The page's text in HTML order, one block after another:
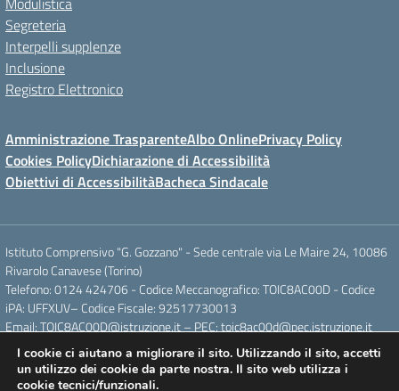
Segreteria
Interpelli supplenze
Inclusione
Registro Elettronico
Amministrazione TrasparenteAlbo OnlinePrivacy Policy
Cookies PolicyDichiarazione di Accessibilità
Obiettivi di AccessibilitàBacheca Sindacale
Istituto Comprensivo "G. Gozzano" - Sede centrale via Le Maire 24, 10086
Rivarolo Canavese (Torino)
Telefono: 0124 424706 - Codice Meccanografico: TOIC8AC00D - Codice
iPA: UFFXUV– Codice Fiscale: 92517730013
Email: TOIC8AC00D@istruzione.it – PEC: toic8ac00d@pec.istruzione.it
Concept & Design by Designers Italia
I cookie ci aiutano a migliorare il sito. Utilizzando il sito, accetti
un utilizzo dei cookie da parte nostra. Il sito web utilizza i
cookie tecnici/funzionali.